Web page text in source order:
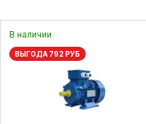
В наличии
ВЫГОДА 792 РУБ